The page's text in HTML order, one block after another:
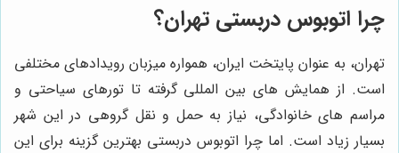
چرا اتوبوس دربستی تهران؟
تهران، به عنوان پایتخت ایران، همواره میزبان رویدادهای مختلفی
است. از همایش های بین المللی گرفته تا تورهای سیاحتی و
مراسم های خانوادگی، نیاز به حمل و نقل گروهی در این شهر
بسیار زیاد است. اما چرا اتوبوس دربستی بهترین گزینه برای این